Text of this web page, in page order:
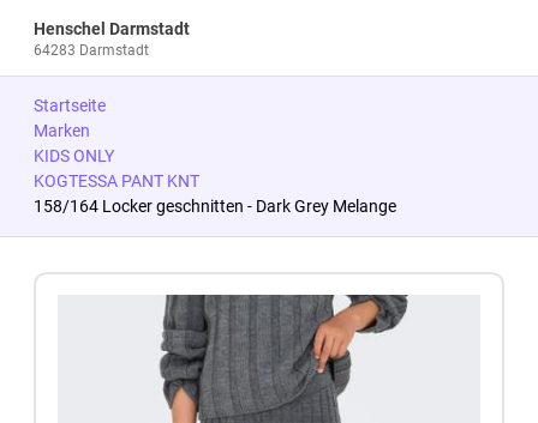
Henschel Darmstadt
64283 Darmstadt
Startseite
Marken
KIDS ONLY
KOGTESSA PANT KNT
158/164 Locker geschnitten - Dark Grey Melange
Zum Produkt springen
Zur Produktbeschreibung springen